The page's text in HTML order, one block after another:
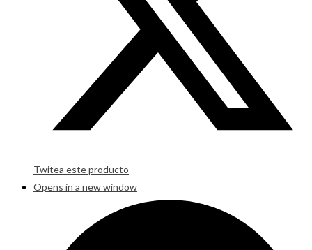
Twitea este producto
Opens in a new window